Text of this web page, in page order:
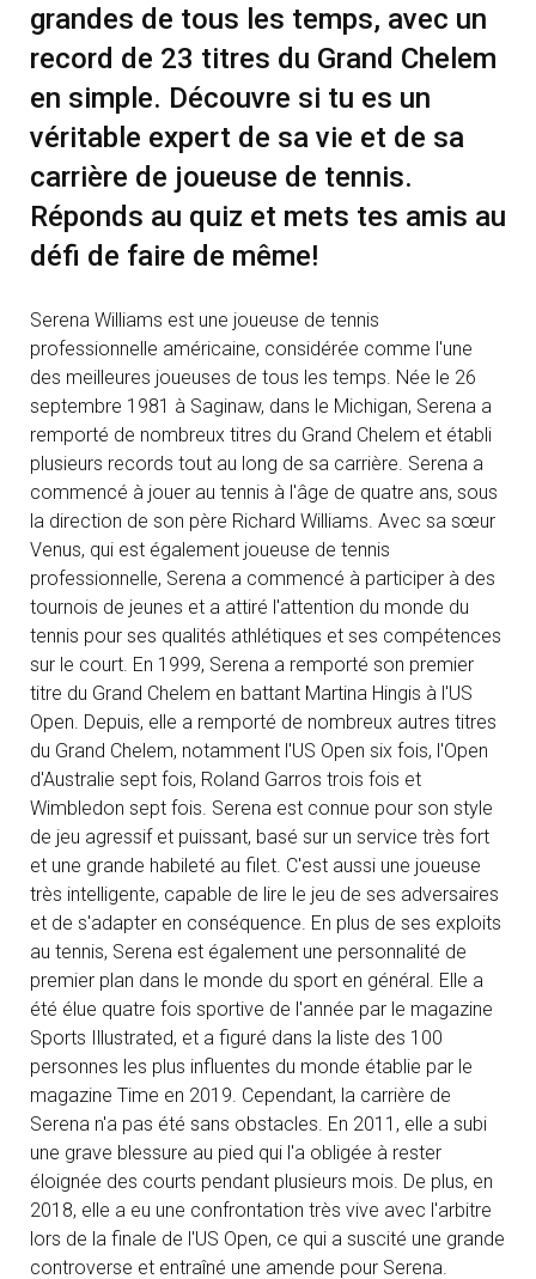
grandes de tous les temps, avec un
record de 23 titres du Grand Chelem
en simple. Découvre si tu es un
véritable expert de sa vie et de sa
carrière de joueuse de tennis.
Réponds au quiz et mets tes amis au
défi de faire de même!
Serena Williams est une joueuse de tennis
professionnelle américaine, considérée comme l'une
des meilleures joueuses de tous les temps. Née le 26
septembre 1981 à Saginaw, dans le Michigan, Serena a
remporté de nombreux titres du Grand Chelem et établi
plusieurs records tout au long de sa carrière. Serena a
commencé à jouer au tennis à l'âge de quatre ans, sous
la direction de son père Richard Williams. Avec sa sœur
Venus, qui est également joueuse de tennis
professionnelle, Serena a commencé à participer à des
tournois de jeunes et a attiré l'attention du monde du
tennis pour ses qualités athlétiques et ses compétences
sur le court. En 1999, Serena a remporté son premier
titre du Grand Chelem en battant Martina Hingis à l'US
Open. Depuis, elle a remporté de nombreux autres titres
du Grand Chelem, notamment l'US Open six fois, l'Open
d'Australie sept fois, Roland Garros trois fois et
Wimbledon sept fois. Serena est connue pour son style
de jeu agressif et puissant, basé sur un service très fort
et une grande habileté au filet. C'est aussi une joueuse
très intelligente, capable de lire le jeu de ses adversaires
et de s'adapter en conséquence. En plus de ses exploits
au tennis, Serena est également une personnalité de
premier plan dans le monde du sport en général. Elle a
été élue quatre fois sportive de l'année par le magazine
Sports Illustrated, et a figuré dans la liste des 100
personnes les plus influentes du monde établie par le
magazine Time en 2019. Cependant, la carrière de
Serena n'a pas été sans obstacles. En 2011, elle a subi
une grave blessure au pied qui l'a obligée à rester
éloignée des courts pendant plusieurs mois. De plus, en
2018, elle a eu une confrontation très vive avec l'arbitre
lors de la finale de l'US Open, ce qui a suscité une grande
controverse et entraîné une amende pour Serena.